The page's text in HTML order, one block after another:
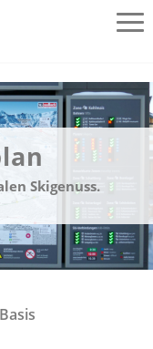
Skigenuss.